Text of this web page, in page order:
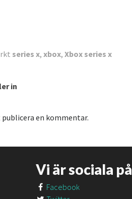
series x, xbox, Xbox series x
in
en kommentar.
Vi är sociala på
Facebook